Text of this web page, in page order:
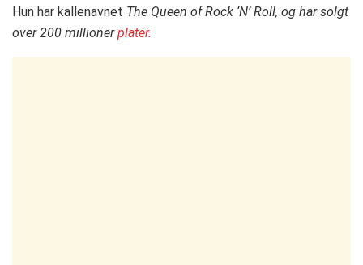
Hun har kallenavnet The Queen of Rock ‘N’ Roll, og har solgt
over 200 millionerplater.